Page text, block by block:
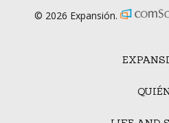
© 2026 Expansión.